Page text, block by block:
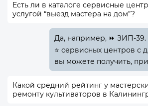
Есть ли в каталоге сервисные
услугой “выезд мастера на дом”?
Да, например, ⏩ ЗИП-
⭐ сервисных центров с
вы можете получить,
Какой средний рейтинг у
ремонту культиваторов в